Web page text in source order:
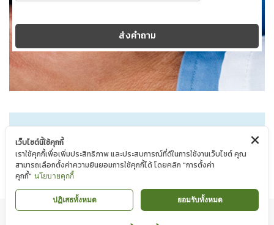
ส่งคำถาม
** หมายเหตุ :
กรุณาใช้คำถามสุภาพและกรอกข้อมูลจริง
นโยบายความเป็นส่วนตัว
นโยบาย Cookie
เว็บไซต์นี้ใช้คุกกี้
เราใช้คุกกี้เพื่อเพิ่มประสิทธิภาพ และประสบการณ์ที่ดีในการใช้งานเว็บไซต์ คุณ
สามารถเลือกตั้งค่าความยินยอมการใช้คุกกี้ได้ โดยคลิก "การตั้งค่า
คุกกี้" นโยบายคุกกี้
ปฏิเสธทั้งหมด ยอมรับทั้งหมด